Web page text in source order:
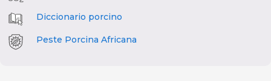
Diccionario porcino
Peste Porcina Africana